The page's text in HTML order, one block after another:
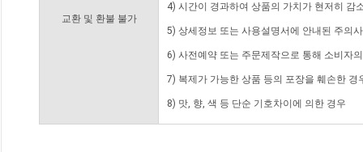
교환 및 환불 불가
4) 시간이 경과하여 상품의 가치가 현저히 감
5) 상세정보 또는 사용설명서에 안내된 주의
6) 사전예약 또는 주문제작으로 통해 소비자
7) 복제가 가능한 상품 등의 포장을 훼손한 경
8) 맛, 향, 색 등 단순 기호차이에 의한 경우